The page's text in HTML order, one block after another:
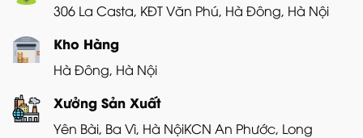
306 La Casta, KĐT Văn Phú, Hà Đông, Hà Nội
Kho Hàng
Hà Đông, Hà Nội
Xưởng Sản Xuất
Yên Bài, Ba Vì, Hà NộiKCN An Phước, Long